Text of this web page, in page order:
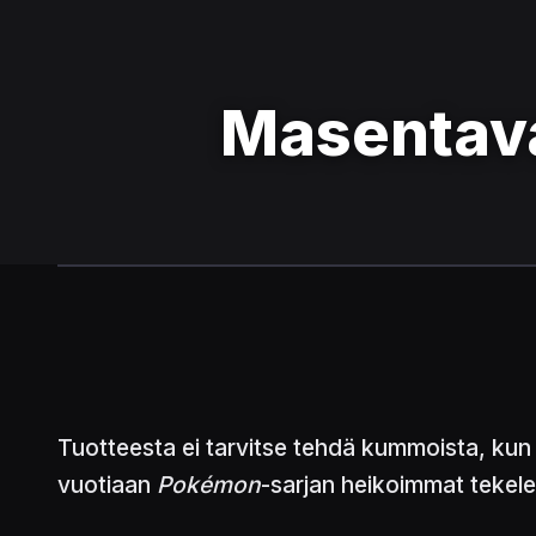
Tuotteesta ei tarvitse tehdä kummoista,
vuotiaan Pokémon-sarjan heikoimmat